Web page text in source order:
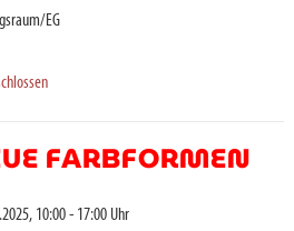
EG
FARBFORMEN
10:00 - 17:00 Uhr